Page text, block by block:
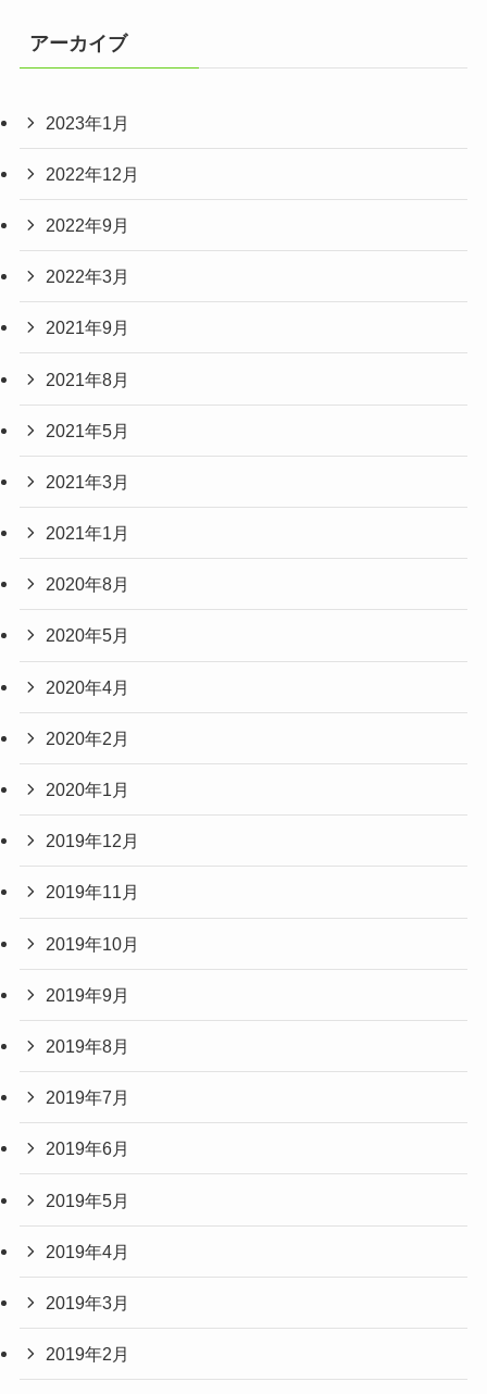
アーカイブ
2023年1月
2022年12月
2022年9月
2022年3月
2021年9月
2021年8月
2021年5月
2021年3月
2021年1月
2020年8月
2020年5月
2020年4月
2020年2月
2020年1月
2019年12月
2019年11月
2019年10月
2019年9月
2019年8月
2019年7月
2019年6月
2019年5月
2019年4月
2019年3月
2019年2月